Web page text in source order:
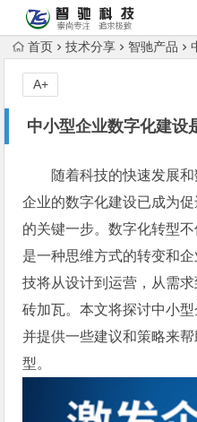
首页 技术分享 智驰产品
中小型企业数字化建设
A+
随着科技的快速发展
企业的数字化建设已成为
的关键一步。数字化转型
是一种思维方式的转变和
技将从设计到运营，从需
砖加瓦。本文将探讨中小
并提供一些建议和策略来
型。